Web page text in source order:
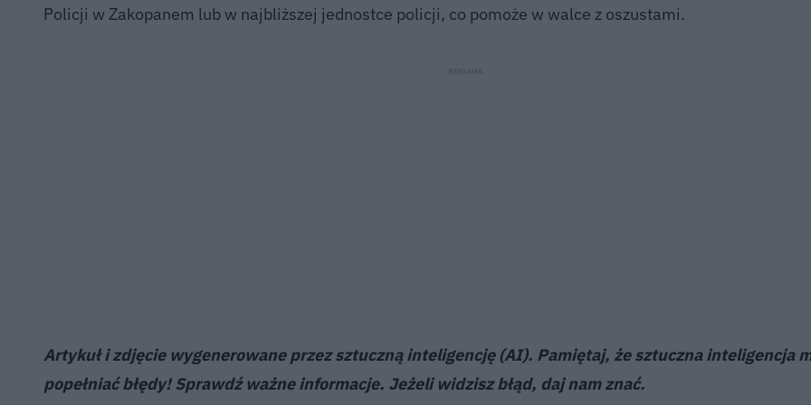
Policji w Zakopanem lub w najbliższej jednostce policji, co pomoże w walce z oszustami.
Artykuł i zdjęcie wygenerowane przez sztuczną inteligencję (AI). Pamiętaj, że sztuczna inteligencja
popełniać błędy! Sprawdź ważne informacje. Jeżeli widzisz błąd, daj nam znać.